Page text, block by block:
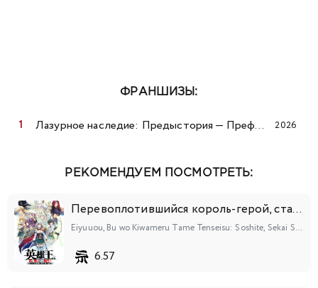
ФРАНШИЗЫ:
Лазурное наследие: Предыстория — Префектура Дуннин летом 2026
РЕКОМЕНДУЕМ ПОСМОТРЕТЬ:
Перевоплотившийся король-герой, ставший самой сильной ученицей рыцаря
Eiyuuou, Bu wo Kiwameru Tame Tenseisu: Soshite, Sekai Saikyou no Minarai Kishi♀
6.57